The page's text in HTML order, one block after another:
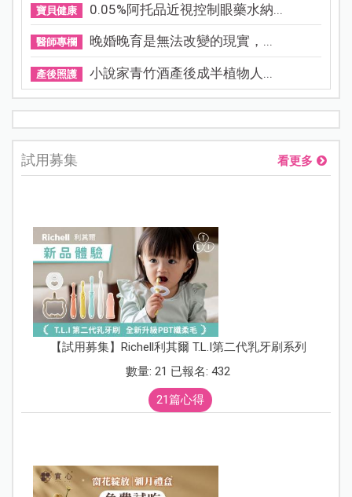
寶貝健康 0.05%阿托品近視控制眼藥水納...
醫師專欄 晚婚晚育是無法改變的現實，...
產後照護 小說家青竹酒產後成半植物人...
試用募集 看更多
【試用募集】Richell利其爾 T.L.I第二代乳牙刷系列
數量: 21 已報名: 432
21篇心得